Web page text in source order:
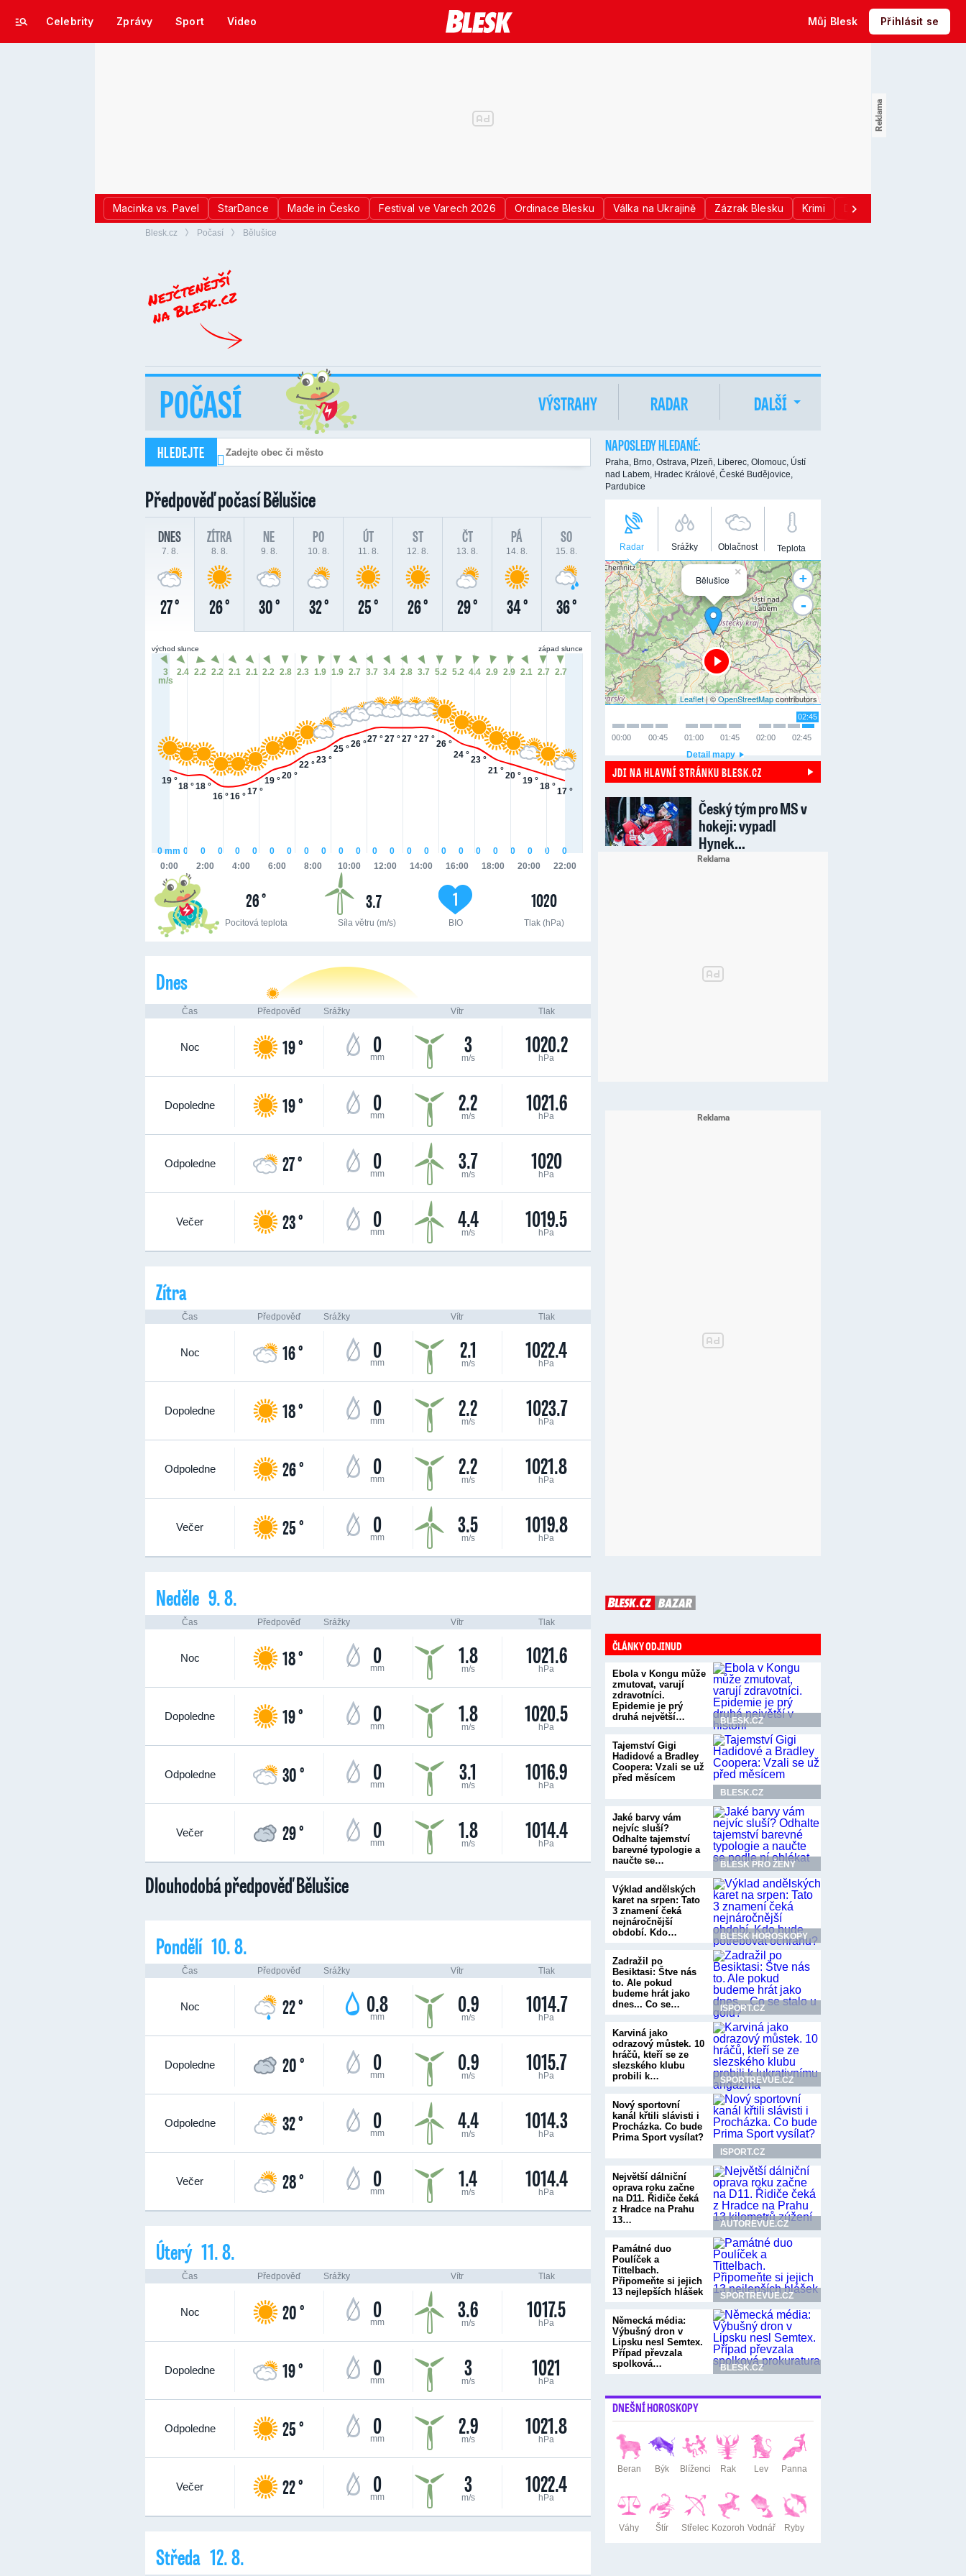
Celebrity Zprávy Sport Video Můj Blesk Přihlásit se
Macinka vs. Pavel StarDance Made in Česko Festival ve Varech 2026 Ordinace Blesku Válka na Ukrajině Zázrak Blesku Krimi Donald Trump
Blesk.cz Počasí Bělušice
POČASÍ VÝSTRAHY RADAR DALŠÍ
HLEDEJTE
Předpověď počasíBělušice
DNES
7. 8.
27 °
ZÍTRA
8. 8.
26 °
NE
9. 8.
30 °
PO
10. 8.
32 °
ÚT
11. 8.
25 °
ST
12. 8.
26 °
ČT
13. 8.
29 °
PÁ
14. 8.
34 °
SO
15. 8.
36 °
19 °
18 °18 °
16 °16 °
17 °
19 °
20 °
22 °
23 °
25 °
26 °
27 °27 °27 °27 °
26 °
24 °
23 °
21 °
20 °
19 °
18 °
17 °
0:00 2:00 4:00 6:00 8:00 10:00 12:00 14:00 16:00 18:00 20:00 22:00
východ slunce západ slunce
0 mm 0 0 0 0 0 0 0 0 0 0 0 0 0 0 0 0 0 0 0 0 0 0 0
3
m/s
2.4 2.2 2.2 2.1 2.1 2.2 2.8 2.3 1.9 1.9 2.7 3.7 3.4 2.8 3.7 5.2 5.2 4.4 2.9 2.9 2.1 2.7 2.7
26 °
Pocitová teplota
3.7
Síla větru (m/s)
1
BIO
1020
Tlak (hPa)
Dnes
Čas Předpověď Srážky Vítr Tlak
Noc 19 ° 0
mm 3
m/s 1020.2
hPa
Dopoledne 19 ° 0
mm 2.2
m/s 1021.6
hPa
Odpoledne 27 ° 0
mm 3.7
m/s 1020
hPa
Večer 23 ° 0
mm 4.4
m/s 1019.5
hPa
Zítra
Čas Předpověď Srážky Vítr Tlak
Noc 16 ° 0
mm 2.1
m/s 1022.4
hPa
Dopoledne 18 ° 0
mm 2.2
m/s 1023.7
hPa
Odpoledne 26 ° 0
mm 2.2
m/s 1021.8
hPa
Večer 25 ° 0
mm 3.5
m/s 1019.8
hPa
Neděle 9. 8.
Čas Předpověď Srážky Vítr Tlak
Noc 18 ° 0
mm 1.8
m/s 1021.6
hPa
Dopoledne 19 ° 0
mm 1.8
m/s 1020.5
hPa
Odpoledne 30 ° 0
mm 3.1
m/s 1016.9
hPa
Večer 29 ° 0
mm 1.8
m/s 1014.4
hPa
Dlouhodobá předpověď Bělušice
Pondělí 10. 8.
Čas Předpověď Srážky Vítr Tlak
Noc 22 ° 0.8
mm 0.9
m/s 1014.7
hPa
Dopoledne 20 ° 0
mm 0.9
m/s 1015.7
hPa
Odpoledne 32 ° 0
mm 4.4
m/s 1014.3
hPa
Večer 28 ° 0
mm 1.4
m/s 1014.4
hPa
Úterý 11. 8.
Čas Předpověď Srážky Vítr Tlak
Noc 20 ° 0
mm 3.6
m/s 1017.5
hPa
Dopoledne 19 ° 0
mm 3
m/s 1021
hPa
Odpoledne 25 ° 0
mm 2.9
m/s 1021.8
hPa
Večer 22 ° 0
mm 3
m/s 1022.4
hPa
Středa 12. 8.
NAPOSLEDY HLEDANÉ:
Praha, Brno, Ostrava, Plzeň, Liberec, Olomouc, Ústí
nad Labem, Hradec Králové, České Budějovice,
Pardubice
Radar Srážky Oblačnost Teplota
×
Bělušice +
-
Leaflet | ©OpenStreetMapcontributors
02:45
02:45
02:00
01:45
01:00
00:45
00:00
Detail mapy
JDI NA HLAVNÍ STRÁNKU BLESK.CZ
Český tým pro MS v
hokeji: vypadl
Hynek…
ČLÁNKY ODJINUD
Ebola v Kongu může
zmutovat, varují
zdravotníci.
Epidemie je prý
druhá největší…
BLESK.CZ
Tajemství Gigi
Hadidové a Bradley
Coopera: Vzali se už
před měsícem
BLESK.CZ
Jaké barvy vám
nejvíc sluší?
Odhalte tajemství
barevné typologie a
naučte se…
BLESK PRO ŽENY
Výklad andělských
karet na srpen: Tato
3 znamení čeká
nejnáročnější
období. Kdo…
BLESK HOROSKOPY
Zadražil po
Besiktasi: Štve nás
to. Ale pokud
budeme hrát jako
dnes... Co se…
ISPORT.CZ
Karviná jako
odrazový můstek. 10
hráčů, kteří se ze
slezského klubu
probili k…
SPORTREVUE.CZ
Nový sportovní
kanál křtili slávisti i
Procházka. Co bude
Prima Sport vysílat?
ISPORT.CZ
Největší dálniční
oprava roku začne
na D11. Řidiče čeká
z Hradce na Prahu
13…
AUTOREVUE.CZ
Památné duo
Poulíček a
Tittelbach.
Připomeňte si jejich
13 nejlepších hlášek
SPORTREVUE.CZ
Německá média:
Výbušný dron v
Lipsku nesl Semtex.
Případ převzala
spolková…
BLESK.CZ
DNEŠNÍ HOROSKOPY
Beran Býk Blíženci Rak Lev Panna
Váhy Štír Střelec Kozoroh Vodnář Ryby